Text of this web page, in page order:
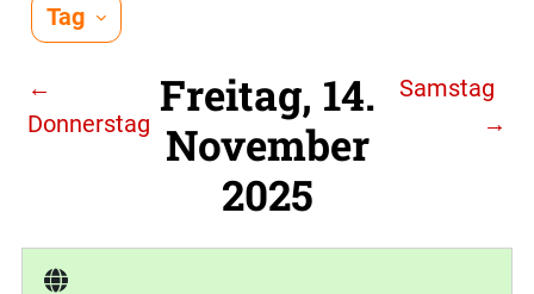
Tag
←
Donnerstag
Freitag, 14.
November
2025
Samstag
→